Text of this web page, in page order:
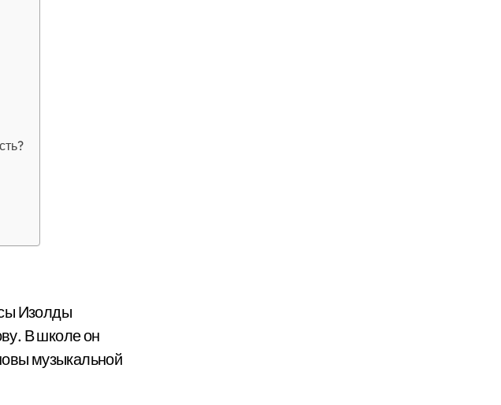
Изолды
В школе он
музыкальной